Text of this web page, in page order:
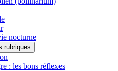
nocturne
: les bons réflexes